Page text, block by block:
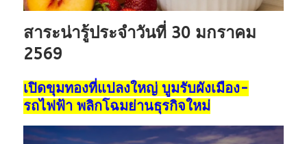
สาระน่ารู้ประจำวันที่ 30 มกราคม
2569
เปิดขุมทองที่แปลงใหญ่ บูมรับผังเมือง-
รถไฟฟ้า พลิกโฉมย่านธุรกิจใหม่